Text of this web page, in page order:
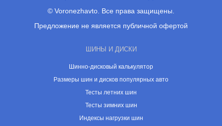
© Voronezhavto. Все права защищены.
Предложение не является публичной офертой
ШИНЫ И ДИСКИ
Шинно-дисковый калькулятор
Размеры шин и дисков популярных авто
Тесты летних шин
Тесты зимних шин
Индексы нагрузки шин